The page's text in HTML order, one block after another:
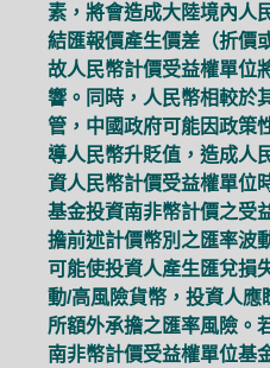
素，將會造成大陸境內人
結匯報價產生價差（折價
故人民幣計價受益權單位
響。同時，人民幣相較於
管，中國政府可能因政策
導人民幣升貶值，造成人
資人民幣計價受益權單位
基金投資南非幣計價之受
擔前述計價幣別之匯率波
可能使投資人產生匯兌損
動/高風險貨幣，投資人應
所額外承擔之匯率風險。
南非幣計價受益權單位基